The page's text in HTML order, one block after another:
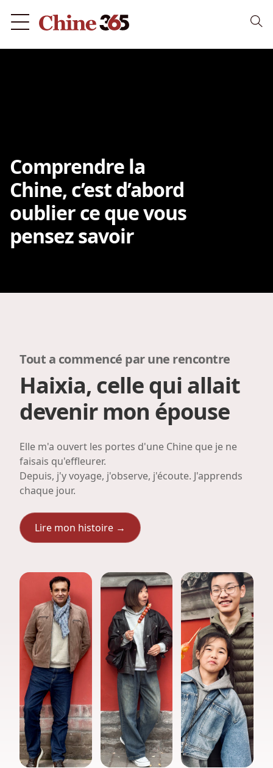
Comprendre la
Chine, c’est d’abord
oublier ce que vous
pensez savoir
Tout a commencé par une rencontre
Haixia, celle qui allait
devenir mon épouse
Elle m'a ouvert les portes d'une Chine que je ne
faisais qu'effleurer.
Depuis, j'y voyage, j'observe, j'écoute. J'apprends
chaque jour.
Lire mon histoire →